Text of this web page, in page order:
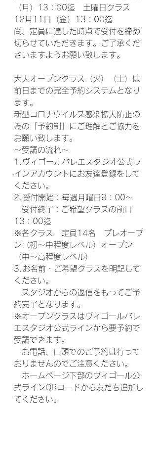
（月）13：00迄　土曜日クラス
12月11日（金）13：00迄
尚、定員に達した時点で受付を締め
切らせていただきます。ご了承くだ
さいますようお願い致します。
大人オープンクラス（火）（土）は
前日までの完全予約システムとなり
ます。
新型コロナウイルス感染拡大防止の
為の「予約制」にご理解とご協力を
お願い致します。
～受講の流れ～
1.ヴィゴールバレエスタジオ公式ラ
インアカウントにお友達登録をして
ください。
2.受付開始：毎週月曜日9：00～
受付終了：ご希望クラスの前日
13：00迄
※各クラス　定員14名　プレオープ
ン（初～中程度レベル）オープン
（中～高程度レベル）
3.お名前・ご希望クラスを明記して
ください。
スタジオからの返信をもってご予
約完了となります。
※オープンクラスはヴィゴールバレ
エスタジオ公式ラインから要予約で
受講できます。
お電話、口頭でのご予約は行って
おりませんのでご注意ください。
ホームページ下部のヴィゴール公
式ラインQRコードから友だち追加し
てください。